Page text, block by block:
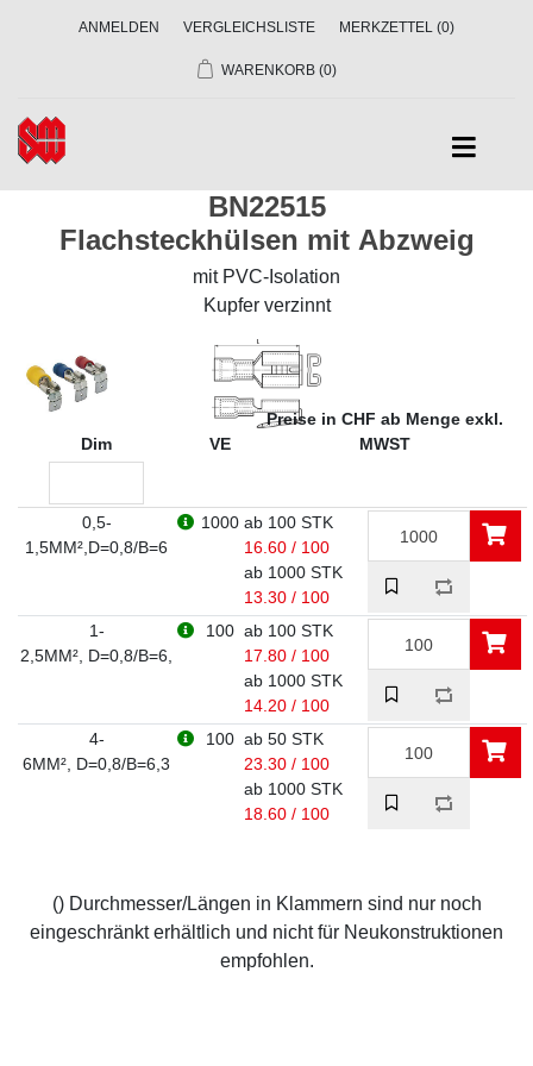
ANMELDEN VERGLEICHSLISTE MERKZETTEL (0)
WARENKORB (0)
BN22515
Flachsteckhülsen mit Abzweig
mit PVC-Isolation
Kupfer verzinnt
Dim VE
Preise in CHF ab Menge exkl.
MWST
0,5-
1,5MM²,D=0,8/B=6
1000 ab 100 STK
16.60 / 100
ab 1000 STK
13.30 / 100
1-
2,5MM², D=0,8/B=6,
100 ab 100 STK
17.80 / 100
ab 1000 STK
14.20 / 100
4-
6MM², D=0,8/B=6,3
100 ab 50 STK
23.30 / 100
ab 1000 STK
18.60 / 100
() Durchmesser/Längen in Klammern sind nur noch
eingeschränkt erhältlich und nicht für Neukonstruktionen
empfohlen.